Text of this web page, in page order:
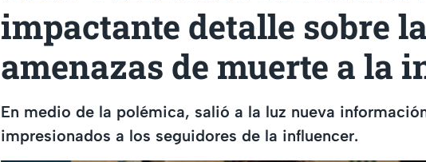
impactante detalle sobre
amenazas de muerte a la
En medio de la polémica, salió a la luz nueva
impresionados a los seguidores de la influencer.